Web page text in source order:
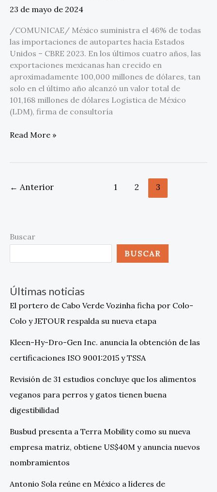
23 de mayo de 2024
/COMUNICAE/ México suministra el 46% de todas
las importaciones de autopartes hacia Estados
Unidos – CBRE 2023. En los últimos cuatro años, las
exportaciones mexicanas han crecido en
aproximadamente 100,000 millones de dólares, tan
solo en el último año alcanzó un valor total de
101,168 millones de dólares Logística de México
(LDM), firma de consultoría
México
la
demanda
de
nearshoring
en
el
sector
automotriz
Read More »
← Anterior 1 2 3
Buscar
BUSCAR
Últimas noticias
El portero de Cabo Verde Vozinha ficha por Colo-
Colo y JETOUR respalda su nueva etapa
Kleen-Hy-Dro-Gen Inc. anuncia la obtención de las
certificaciones ISO 9001:2015 y TSSA
Revisión de 31 estudios concluye que los alimentos
veganos para perros y gatos tienen buena
digestibilidad
Busbud presenta a Terra Mobility como su nueva
empresa matriz, obtiene US$40M y anuncia nuevos
nombramientos
Antonio Sola reúne en México a líderes de